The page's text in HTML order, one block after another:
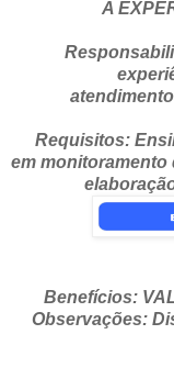
A
Requisitos:
em monitoramento
Benefícios:
Observações: